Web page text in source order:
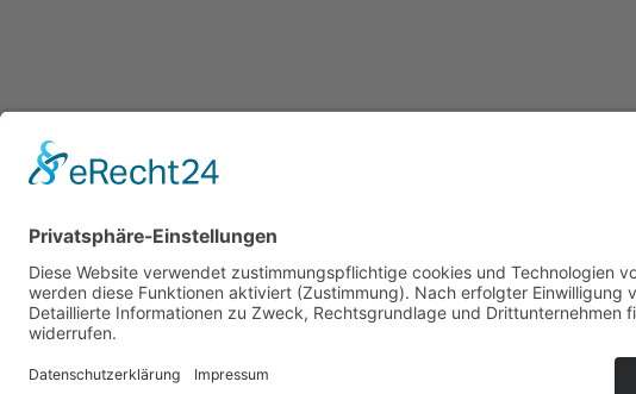
zurück zur Übersicht
Veranstaltungen